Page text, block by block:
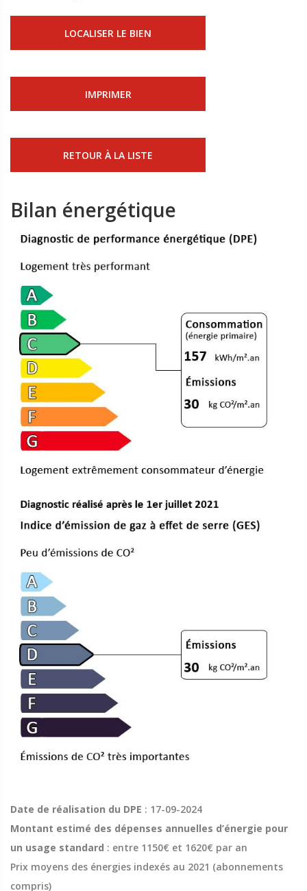
LOCALISER LE BIEN
IMPRIMER
RETOUR À LA LISTE
Bilan énergétique
Date de réalisation du DPE : 17-09-2024
Montant estimé des dépenses annuelles d’énergie pour
un usage standard : entre 1150€ et 1620€ par an
Prix moyens des énergies indexés au 2021 (abonnements
compris)